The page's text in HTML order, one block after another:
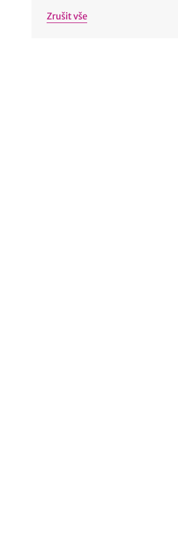
Zrušit vše